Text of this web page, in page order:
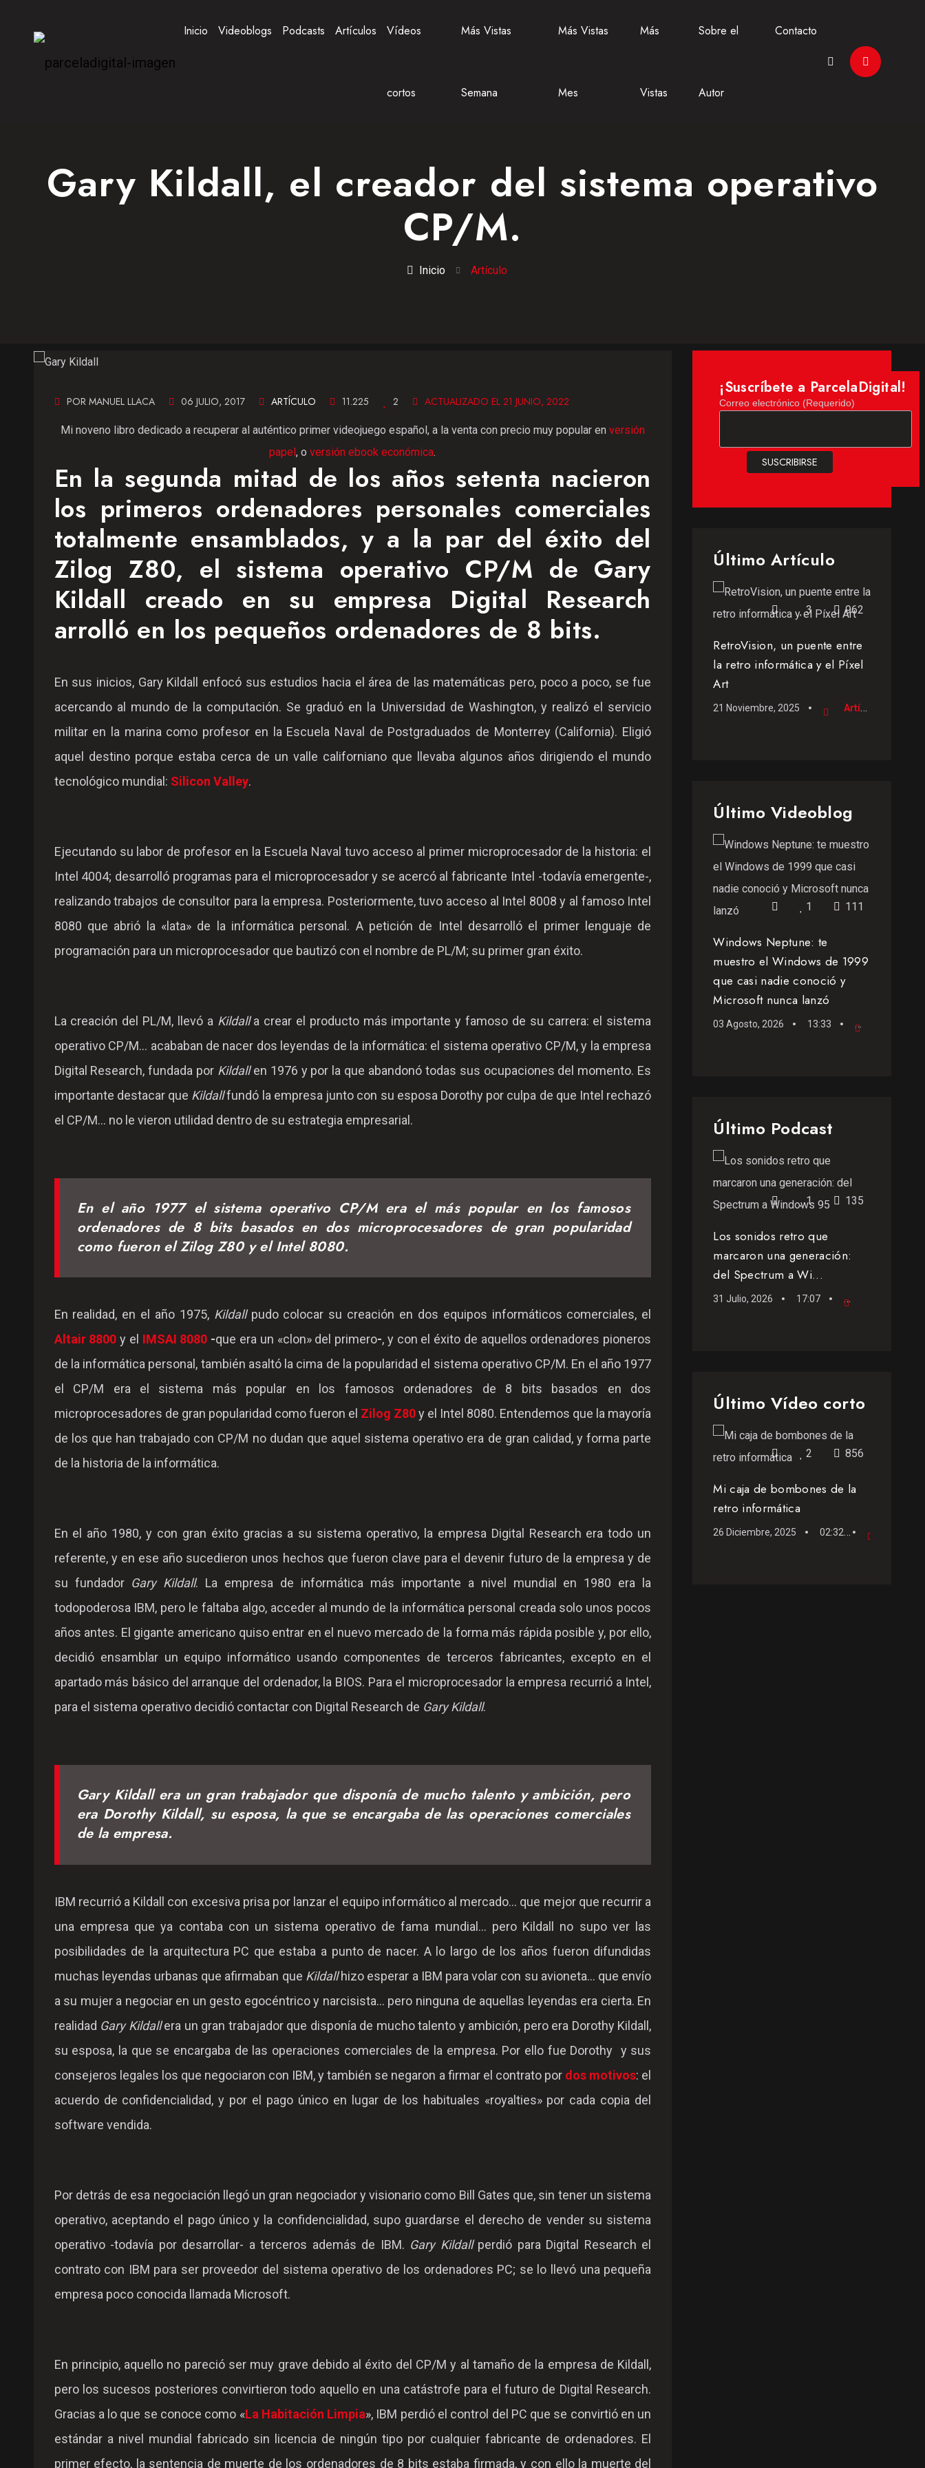
Inicio Videoblogs Podcasts Artículos Vídeos
cortos
Más Vistas
Semana
Más Vistas
Mes
Más
Vistas
Sobre el
Autor
Contacto
Gary Kildall, el creador del sistema operativo
CP/M.
Inicio Artículo
POR MANUEL LLACA 06 JULIO, 2017 ARTÍCULO 11.225 2 ACTUALIZADO EL 21 JUNIO, 2022
Mi noveno libro dedicado a recuperar al auténtico primer videojuego español, a la venta con precio muy popular en versión
papel, oversión ebook económica.
En la segunda mitad de los años setenta nacieron
los primeros ordenadores personales comerciales
totalmente ensamblados, y a la par del éxito del
Zilog Z80, el sistema operativo CP/M de Gary
Kildall creado en su empresa Digital Research
arrolló en los pequeños ordenadores de 8 bits.
En sus inicios, Gary Kildall enfocó sus estudios hacia el área de las matemáticas pero, poco a poco, se fue
acercando al mundo de la computación. Se graduó en la Universidad de Washington, y realizó el servicio
militar en la marina como profesor en la Escuela Naval de Postgraduados de Monterrey (California). Eligió
aquel destino porque estaba cerca de un valle californiano que llevaba algunos años dirigiendo el mundo
tecnológico mundial: Silicon Valley.
Ejecutando su labor de profesor en la Escuela Naval tuvo acceso al primer microprocesador de la historia: el
Intel 4004; desarrolló programas para el microprocesador y se acercó al fabricante Intel -todavía emergente-,
realizando trabajos de consultor para la empresa. Posteriormente, tuvo acceso al Intel 8008 y al famoso Intel
8080 que abrió la «lata» de la informática personal. A petición de Intel desarrolló el primer lenguaje de
programación para un microprocesador que bautizó con el nombre de PL/M; su primer gran éxito.
La creación del PL/M, llevó a Kildalla crear el producto más importante y famoso de su carrera: el sistema
operativo CP/M... acababan de nacer dos leyendas de la informática: el sistema operativo CP/M, y la empresa
Digital Research, fundada por Kildallen 1976 y por la que abandonó todas sus ocupaciones del momento. Es
importante destacar que Kildallfundó la empresa junto con su esposa Dorothy por culpa de que Intel rechazó
el CP/M... no le vieron utilidad dentro de su estrategia empresarial.
En el año 1977 el sistema operativo CP/M era el más popular en los famosos
ordenadores de 8 bits basados en dos microprocesadores de gran popularidad
como fueron el Zilog Z80 y el Intel 8080.
En realidad, en el año 1975, Kildallpudo colocar su creación en dos equipos informáticos comerciales, el
Altair 8800 y el IMSAI 8080 -que era un «clon» del primero-, y con el éxito de aquellos ordenadores pioneros
de la informática personal, también asaltó la cima de la popularidad el sistema operativo CP/M. En el año 1977
el CP/M era el sistema más popular en los famosos ordenadores de 8 bits basados en dos
microprocesadores de gran popularidad como fueron el Zilog Z80y el Intel 8080. Entendemos que la mayoría
de los que han trabajado con CP/M no dudan que aquel sistema operativo era de gran calidad, y forma parte
de la historia de la informática.
En el año 1980, y con gran éxito gracias a su sistema operativo, la empresa Digital Research era todo un
referente, y en ese año sucedieron unos hechos que fueron clave para el devenir futuro de la empresa y de
su fundador Gary Kildall. La empresa de informática más importante a nivel mundial en 1980 era la
todopoderosa IBM, pero le faltaba algo, acceder al mundo de la informática personal creada solo unos pocos
años antes. El gigante americano quiso entrar en el nuevo mercado de la forma más rápida posible y, por ello,
decidió ensamblar un equipo informático usando componentes de terceros fabricantes, excepto en el
apartado más básico del arranque del ordenador, la BIOS. Para el microprocesador la empresa recurrió a Intel,
para el sistema operativo decidió contactar con Digital Research de Gary Kildall.
Gary Kildall era un gran trabajador que disponía de mucho talento y ambición, pero
era Dorothy Kildall, su esposa, la que se encargaba de las operaciones comerciales
de la empresa.
IBM recurrió a Kildall con excesiva prisa por lanzar el equipo informático al mercado... que mejor que recurrir a
una empresa que ya contaba con un sistema operativo de fama mundial... pero Kildall no supo ver las
posibilidades de la arquitectura PC que estaba a punto de nacer. A lo largo de los años fueron difundidas
muchas leyendas urbanas que afirmaban que Kildallhizo esperar a IBM para volar con su avioneta... que envío
a su mujer a negociar en un gesto egocéntrico y narcisista... pero ninguna de aquellas leyendas era cierta. En
realidad Gary Kildallera un gran trabajador que disponía de mucho talento y ambición, pero era Dorothy Kildall,
su esposa, la que se encargaba de las operaciones comerciales de la empresa. Por ello fue Dorothy y sus
consejeros legales los que negociaron con IBM, y también se negaron a firmar el contrato por dos motivos: el
acuerdo de confidencialidad, y por el pago único en lugar de los habituales «royalties» por cada copia del
software vendida.
Por detrás de esa negociación llegó un gran negociador y visionario como Bill Gates que, sin tener un sistema
operativo, aceptando el pago único y la confidencialidad, supo guardarse el derecho de vender su sistema
operativo -todavía por desarrollar- a terceros además de IBM. Gary Kildallperdió para Digital Research el
contrato con IBM para ser proveedor del sistema operativo de los ordenadores PC; se lo llevó una pequeña
empresa poco conocida llamada Microsoft.
En principio, aquello no pareció ser muy grave debido al éxito del CP/M y al tamaño de la empresa de Kildall,
pero los sucesos posteriores convirtieron todo aquello en una catástrofe para el futuro de Digital Research.
Gracias a lo que se conoce como «La Habitación Limpia», IBM perdió el control del PC que se convirtió en un
estándar a nivel mundial fabricado sin licencia de ningún tipo por cualquier fabricante de ordenadores. El
primer efecto, la sentencia de muerte de los ordenadores de 8 bits estaba firmada, y con ello la muerte del
¡Suscríbete a ParcelaDigital!
Correo electrónico (Requerido)
Último Artículo
3 962
RetroVision, un puente entre
la retro informática y el Píxel
Art
21 Noviembre, 2025 Artículo
Último Videoblog
1 111
Windows Neptune: te
muestro el Windows de 1999
que casi nadie conoció y
Microsoft nunca lanzó
03 Agosto, 2026 13:33
Último Podcast
1 135
Los sonidos retro que
marcaron una generación:
del Spectrum a Wi...
31 Julio, 2026 17:07
Último Vídeo corto
2 856
Mi caja de bombones de la
retro informática
26 Diciembre, 2025 02:32